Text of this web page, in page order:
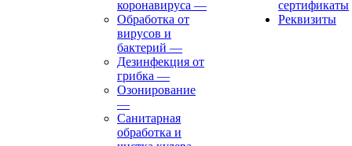
коронавируса —
Обработка от
вирусов и
бактерий —
Дезинфекция от
грибка —
Озонирование
—
Санитарная
обработка и
сертификаты
Реквизиты